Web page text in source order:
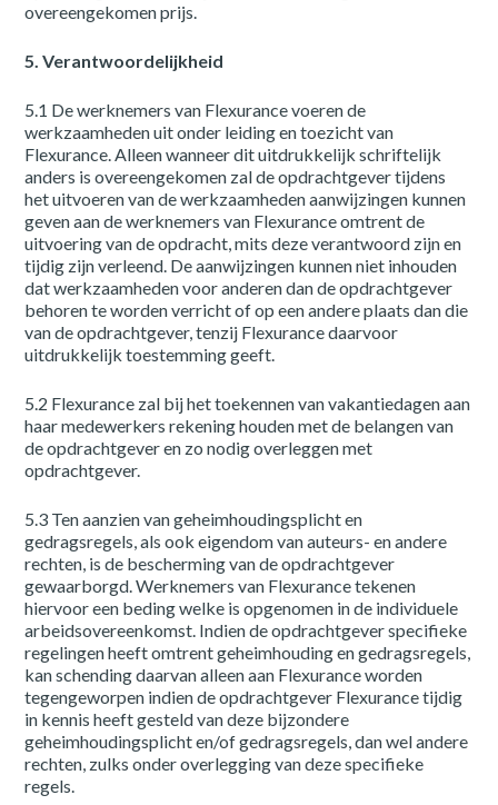
overeengekomen prijs.
5. Verantwoordelijkheid
5.1 De werknemers van Flexurance voeren de
werkzaamheden uit onder leiding en toezicht van
Flexurance. Alleen wanneer dit uitdrukkelijk schriftelijk
anders is overeengekomen zal de opdrachtgever tijdens
het uitvoeren van de werkzaamheden aanwijzingen kunnen
geven aan de werknemers van Flexurance omtrent de
uitvoering van de opdracht, mits deze verantwoord zijn en
tijdig zijn verleend. De aanwijzingen kunnen niet inhouden
dat werkzaamheden voor anderen dan de opdrachtgever
behoren te worden verricht of op een andere plaats dan die
van de opdrachtgever, tenzij Flexurance daarvoor
uitdrukkelijk toestemming geeft.
5.2 Flexurance zal bij het toekennen van vakantiedagen aan
haar medewerkers rekening houden met de belangen van
de opdrachtgever en zo nodig overleggen met
opdrachtgever.
5.3 Ten aanzien van geheimhoudingsplicht en
gedragsregels, als ook eigendom van auteurs- en andere
rechten, is de bescherming van de opdrachtgever
gewaarborgd. Werknemers van Flexurance tekenen
hiervoor een beding welke is opgenomen in de individuele
arbeidsovereenkomst. Indien de opdrachtgever specifieke
regelingen heeft omtrent geheimhouding en gedragsregels,
kan schending daarvan alleen aan Flexurance worden
tegengeworpen indien de opdrachtgever Flexurance tijdig
in kennis heeft gesteld van deze bijzondere
geheimhoudingsplicht en/of gedragsregels, dan wel andere
rechten, zulks onder overlegging van deze specifieke
regels.